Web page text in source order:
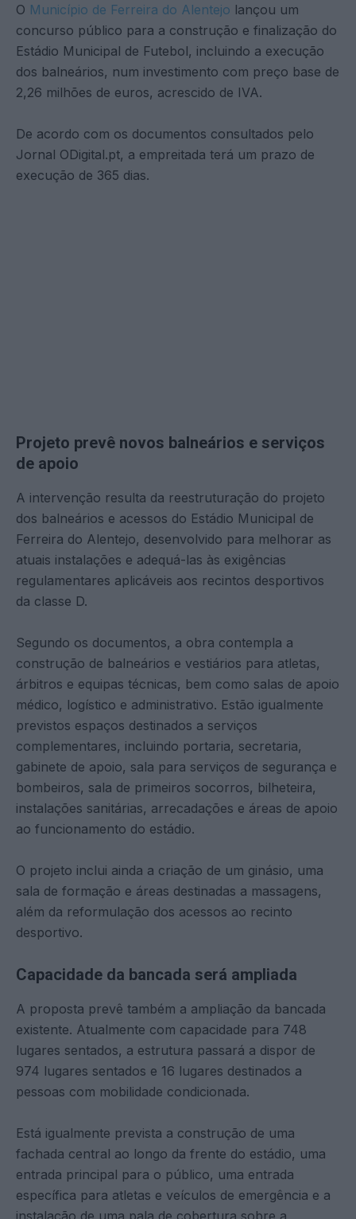
O Município de Ferreira do Alentejo lançou um
concurso público para a construção e finalização do
Estádio Municipal de Futebol, incluindo a execução
dos balneários, num investimento com preço base de
2,26 milhões de euros, acrescido de IVA.
De acordo com os documentos consultados pelo
Jornal ODigital.pt, a empreitada terá um prazo de
execução de 365 dias.
Projeto prevê novos balneários e serviços
de apoio
A intervenção resulta da reestruturação do projeto
dos balneários e acessos do Estádio Municipal de
Ferreira do Alentejo, desenvolvido para melhorar as
atuais instalações e adequá-las às exigências
regulamentares aplicáveis aos recintos desportivos
da classe D.
Segundo os documentos, a obra contempla a
construção de balneários e vestiários para atletas,
árbitros e equipas técnicas, bem como salas de apoio
médico, logístico e administrativo. Estão igualmente
previstos espaços destinados a serviços
complementares, incluindo portaria, secretaria,
gabinete de apoio, sala para serviços de segurança e
bombeiros, sala de primeiros socorros, bilheteira,
instalações sanitárias, arrecadações e áreas de apoio
ao funcionamento do estádio.
O projeto inclui ainda a criação de um ginásio, uma
sala de formação e áreas destinadas a massagens,
além da reformulação dos acessos ao recinto
desportivo.
Capacidade da bancada será ampliada
A proposta prevê também a ampliação da bancada
existente. Atualmente com capacidade para 748
lugares sentados, a estrutura passará a dispor de
974 lugares sentados e 16 lugares destinados a
pessoas com mobilidade condicionada.
Está igualmente prevista a construção de uma
fachada central ao longo da frente do estádio, uma
entrada principal para o público, uma entrada
específica para atletas e veículos de emergência e a
instalação de uma pala de cobertura sobre a